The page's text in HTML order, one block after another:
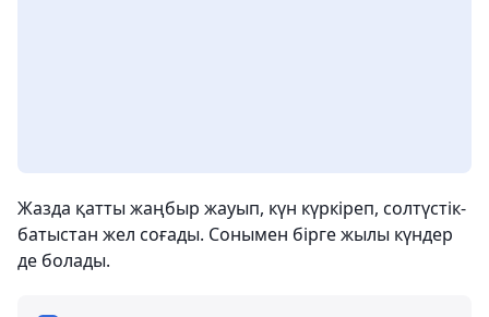
Жазда қатты жаңбыр жауып, күн күркіреп, солтүстік-
батыстан жел соғады. Сонымен бірге жылы күндер
де болады.